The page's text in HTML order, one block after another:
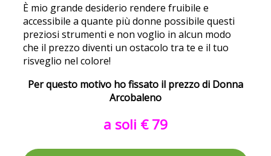
È mio grande desiderio rendere fruibile e
accessibile a quante più donne possibile questi
preziosi strumenti e non voglio in alcun modo
che il prezzo diventi un ostacolo tra te e il tuo
risveglio nel colore!
Per questo motivo ho fissato il prezzo di Donna
Arcobaleno
a soli € 79